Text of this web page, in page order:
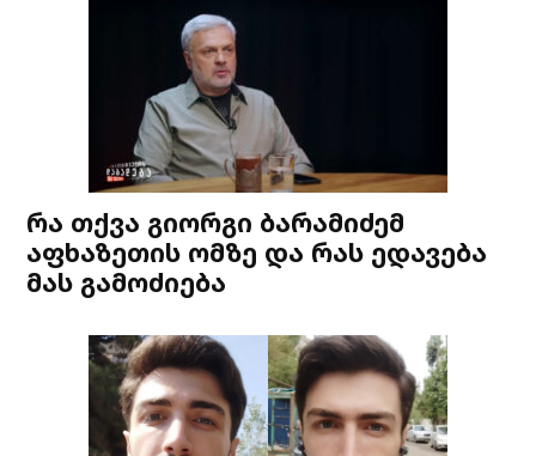
რა თქვა გიორგი ბარამიძემ
აფხაზეთის ომზე და რას ედავება
მას გამოძიება